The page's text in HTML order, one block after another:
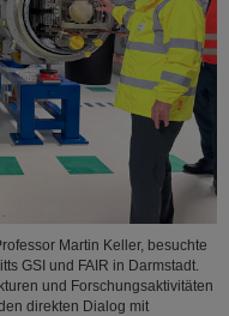
Martin Keller, besuchte
GSI und FAIR in Darmstadt.
und Forschungsaktivitäten
direkten Dialog mit